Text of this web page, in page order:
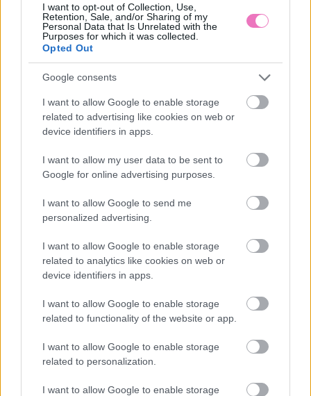
I want to opt-out of Collection, Use,
Retention, Sale, and/or Sharing of my
Personal Data that Is Unrelated with the
Purposes for which it was collected.
Opted Out
Google consents
I want to allow Google to enable storage
related to advertising like cookies on web or
device identifiers in apps.
I want to allow my user data to be sent to
Google for online advertising purposes.
I want to allow Google to send me
personalized advertising.
I want to allow Google to enable storage
related to analytics like cookies on web or
device identifiers in apps.
I want to allow Google to enable storage
related to functionality of the website or app.
I want to allow Google to enable storage
related to personalization.
I want to allow Google to enable storage
Ezt hozza 2026.
numerológia szerint:
elengedés és befejezés
hogyan lépj tovább úgy,
hogy az önbizalmad is
Napi horoszkóp 2026.
augusztus 9. –
érzelmek
házi szer, ami csodát tesz
Kövesd a Bien.hu cikkeit aGoogle Hírek-ben